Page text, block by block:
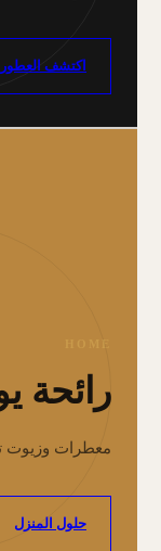
اكتشف
HOME
رائحة
معطرات وزيوت
حلول المنزل